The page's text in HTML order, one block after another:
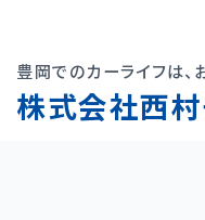
株式会社西
豊岡でのカーライフは、